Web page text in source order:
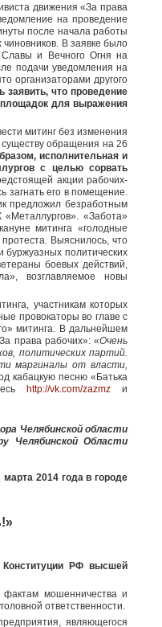
движения «За права
на проведение
после начала работы
В заявке было
Славы и Вечного Огня на
подачи уведомления на
организаторами другого
заявить, что проведение
площадок для выражения
митинг без изменения
обращения на 26
исполнительная и
с целью сорвать
акции рабочих-
загнать его в помещение.
предложил безработным
«Забота»
митинга «голодные
Выяснилось, что
буржуазных политических
боевых действий,
возглавляемое новы
участникам которых
провокаторы во главе с
митинга. В дальнейшем
права рабочих»: «Очень
политических партий.
маргиналы от власти,
кабацкую песню «Батька
http://vk.com/zazmzи
Челябинской области
Челябинской Области
2014 года в городе
Конституции РФ высшей
фактам мошенничества и
ответственности.
являющегося